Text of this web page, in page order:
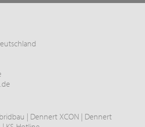
| Dennert XCON | Dennert